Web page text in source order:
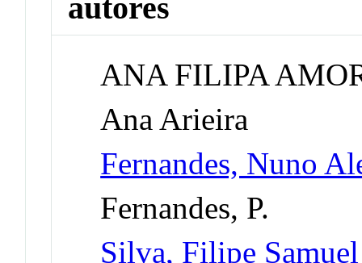
autores
ANA FILIPA
Ana Arieira
Fernandes, Nuno
Fernandes, P.
Silva, Filipe Samuel